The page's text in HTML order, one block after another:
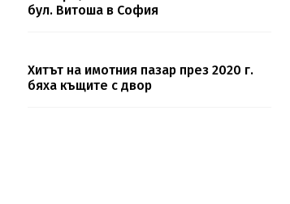
бул. Витоша в София
Хитът на имотния пазар през 2020 г.
бяха къщите с двор